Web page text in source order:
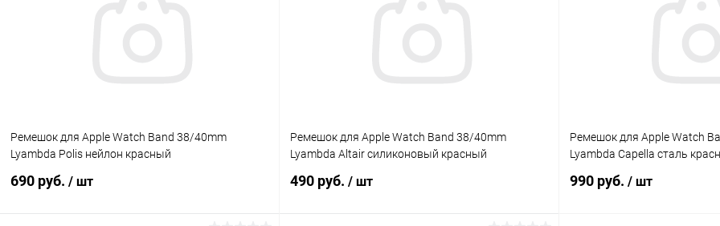
Ремешок для Apple Watch Band 38/40mm
Lyambda Polis нейлон красный
690 руб. / шт
Ремешок для Apple Watch Band 38/40mm
Lyambda Altair силиконовый красный
490 руб. / шт
Ремешок для Apple Watch
Lyambda Capella сталь
990 руб. / шт